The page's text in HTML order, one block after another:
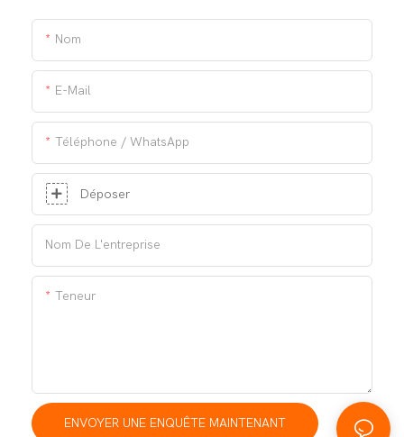
Nom
E-Mail
Téléphone / WhatsApp
Déposer
Nom De L'entreprise
Teneur
ENVOYER UNE ENQUÊTE MAINTENANT